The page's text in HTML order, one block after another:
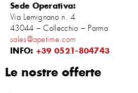
Sede Operativa:
Via Lemignano n. 4
43044 – Collecchio – Parma
sales@apetime.com
INFO: +39 0521-804743
Le nostre offerte